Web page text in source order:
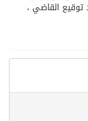
توقيع القاضي ،